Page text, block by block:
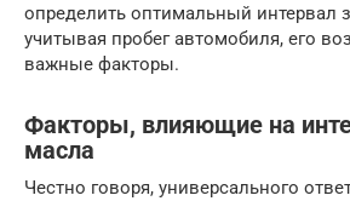
определить оптимальный интервал
учитывая пробег автомобиля, его
важные факторы.
Факторы, влияющие на
масла
Честно говоря, универсального